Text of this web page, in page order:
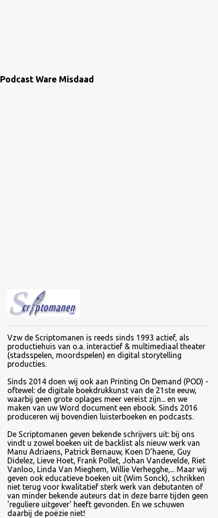
Podcast Ware Misdaad
Vzw de Scriptomanen is reeds sinds 1993 actief, als
productiehuis van o.a. interactief & multimediaal theater
(stadsspelen, moordspelen) en digital storytelling
producties.
Sinds 2014 doen wij ook aan Printing On Demand (POD) -
oftewel: de digitale boekdrukkunst van de 21ste eeuw,
waarbij geen grote oplages meer vereist zijn... en we
maken van uw Word document een ebook. Sinds 2016
produceren wij bovendien luisterboeken en podcasts.
De Scriptomanen geven bekende schrijvers uit: bij ons
vindt u zowel boeken uit de backlist als nieuw werk van
Manu Adriaens, Patrick Bernauw, Koen D’haene, Guy
Didelez, Lieve Hoet, Frank Pollet, Johan Vandevelde, Riet
Vanloo, Linda Van Mieghem, Willie Verhegghe,... Maar wij
geven ook educatieve boeken uit (Wim Sonck), schrikken
niet terug voor kwalitatief sterk werk van debutanten of
van minder bekende auteurs dat in deze barre tijden geen
'reguliere uitgever' heeft gevonden. En we schuwen
daarbij de poëzie niet!